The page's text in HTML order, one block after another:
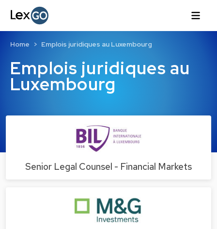
Emplois juridiques au
Luxembourg
Home Emplois juridiques au Luxembourg
Senior Legal Counsel - Financial Markets